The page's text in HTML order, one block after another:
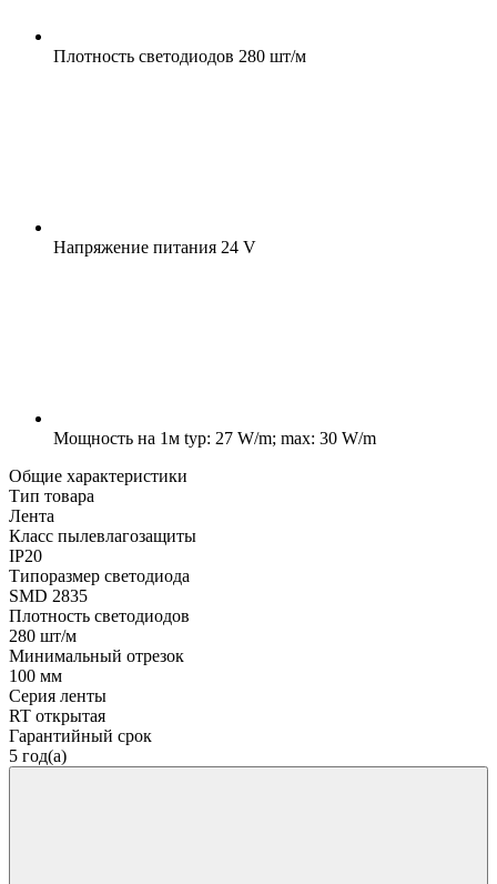
Плотность светодиодов 280 шт/м
Напряжение питания 24 V
Мощность на 1м typ: 27 W/m; max: 30 W/m
Общие характеристики
Тип товара
Лента
Класс пылевлагозащиты
IP20
Типоразмер светодиода
SMD 2835
Плотность светодиодов
280 шт/м
Минимальный отрезок
100 мм
Серия ленты
RT открытая
Гарантийный срок
5 год(а)